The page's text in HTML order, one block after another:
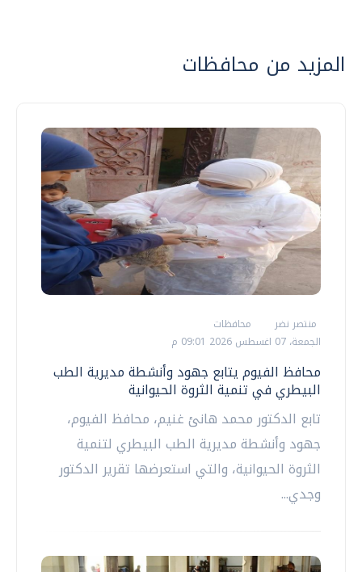
المزيد من محافظات
منتصر نضر
محافظات
الجمعة، 07 اغسطس 2026 09:01 م
محافظ الفيوم يتابع جهود وأنشطة مديرية الطب
البيطري في تنمية الثروة الحيوانية
تابع الدكتور محمد هانئ غنيم، محافظ الفيوم،
جهود وأنشطة مديرية الطب البيطري لتنمية
الثروة الحيوانية، والتي استعرضها تقرير الدكتور
وجدي...